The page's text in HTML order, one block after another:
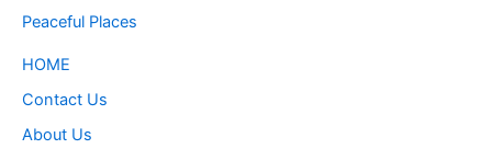
Peaceful Places
HOME
Contact Us
About Us